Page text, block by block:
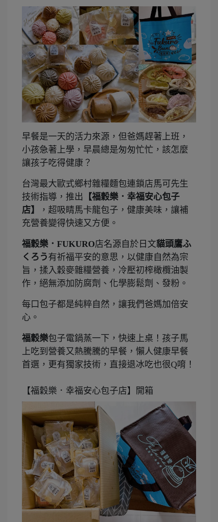
早餐是一天的活力來源，但爸媽趕著上班，
小孩急著上學，早晨總是匆匆忙忙，該怎麼
讓孩子吃得健康？
台灣最大歐式鄉村雜糧麵包連鎖店馬可先生
技術指導，推出 【福穀樂．幸福安心包子
店】
，超吸睛馬卡龍包子，健康美味，讓補
充營養變得快速又方便。
福穀樂．FUKURO店名源自於日文貓頭鷹ふ
くろう 有祈福平安的意思，以健康自然為宗
旨，揉入穀麥雜糧營養，冷壓初榨橄欖油製
作，絕無添加防腐劑、 化學膨鬆劑、發粉。
每口包子都是純粹自然，讓我們爸媽加倍安
心。
福穀樂包子電鍋蒸一下，快速上桌！孩子馬
上吃到營養又熱騰騰的早餐，懶人健康早餐
首選，更有獨家技術，直接退冰吃也很Q唷！
【福穀樂．幸福安心包子店】開箱